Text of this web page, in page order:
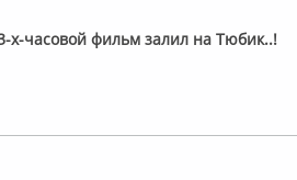
х-часовой фильм залил на Тюбик..!